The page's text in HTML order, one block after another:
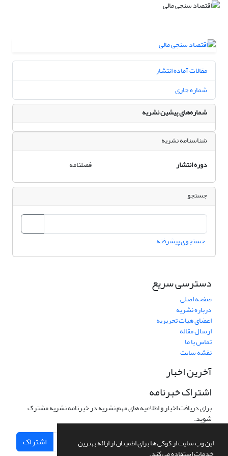
این وب سایت از کوکی ها برای اطمینان از ارائه بهترین
مقالات آماده انتشار
شماره جاری
شماره‌های پیشین نشریه
شناسنامه نشریه
دوره انتشار
فصلنامه
جستجو
جستجوی پیشرفته
دسترسی سریع
صفحه اصلی
درباره نشریه
اعضای هیات تحریریه
ارسال مقاله
تماس با ما
نقشه سایت
آخرین اخبار
اشتراک خبرنامه
برای دریافت اخبار و اطلاعیه های مهم نشریه در خبرنامه نشریه مشترک
شوید.
اشتراک